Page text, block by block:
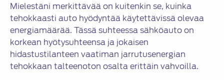
Mielestäni merkittävää on kuitenkin se, kuinka
tehokkaasti auto hyödyntää käytettävissä olevaa
energiamäärää. Tässä suhteessa sähköauto on
korkean hyötysuhteensa ja jokaisen
hidastustilanteen vaatiman jarrutusenergian
tehokkaan talteenoton osalta erittäin vahvoilla.